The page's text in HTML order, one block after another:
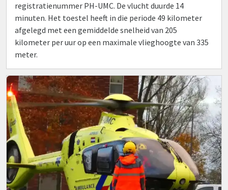
registratienummer PH-UMC. De vlucht duurde 14
minuten. Het toestel heeft in die periode 49 kilometer
afgelegd met een gemiddelde snelheid van 205
kilometer per uur op een maximale vlieghoogte van 335
meter.